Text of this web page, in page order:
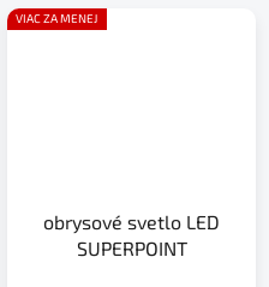
VIAC ZA MENEJ
obrysové svetlo LED
SUPERPOINT